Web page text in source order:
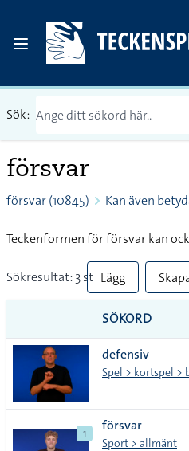
Sök:
försvar
försvar (10845) Kan även
Teckenformen för försvar kan
Sökresultat: 3 st Lägg
till
alla i
lista
SÖKORD
defensiv
Spel > kortspel >
1 försvar
Sport > allmänt